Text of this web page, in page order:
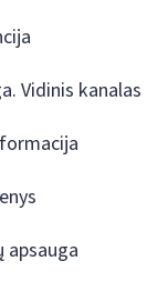
Vidinis kanalas
apsauga